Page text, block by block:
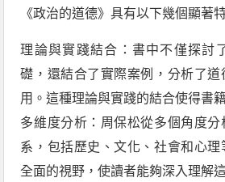
《政治的道德》具有以下幾個顯著特
理論與實踐結合：書中不僅探討
礎，還結合了實際案例，分析了
用。這種理論與實踐的結合使得書
多維度分析：周保松從多個角度分
系，包括歷史、文化、社會和心理
全面的視野，使讀者能夠深入理解